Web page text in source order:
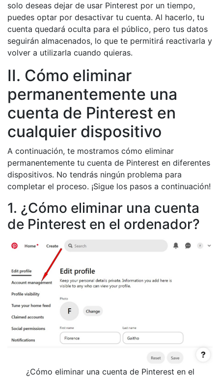
solo deseas dejar de usar Pinterest por un tiempo,
puedes optar por desactivar tu cuenta. Al hacerlo, tu
cuenta quedará oculta para el público, pero tus datos
seguirán almacenados, lo que te permitirá reactivarla y
volver a utilizarla cuando quieras.
II. Cómo eliminar
permanentemente una
cuenta de Pinterest en
cualquier dispositivo
A continuación, te mostramos cómo eliminar
permanentemente tu cuenta de Pinterest en diferentes
dispositivos. No tendrás ningún problema para
completar el proceso. ¡Sigue los pasos a continuación!
1. ¿Cómo eliminar una cuenta
de Pinterest en el ordenador?
¿Cómo eliminar una cuenta de Pinterest en el